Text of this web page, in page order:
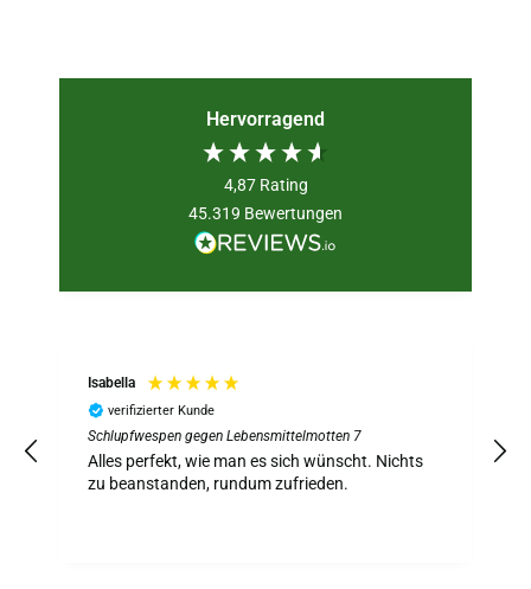
Hervorragend
4,87 Rating
45.319 Bewertungen
Isabella
verifizierter Kunde
Schlupfwespen gegen Lebensmittelmotten 7
Alles perfekt, wie man es sich wünscht. Nichts
zu beanstanden, rundum zufrieden.